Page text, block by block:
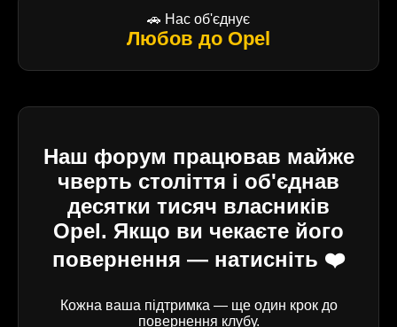
🚗 Нас об'єднує
Любов до Opel
Наш форум працював майже
чверть століття і об'єднав
десятки тисяч власників
Opel. Якщо ви чекаєте його
повернення — натисніть ❤️
Кожна ваша підтримка — ще один крок до
повернення клубу.